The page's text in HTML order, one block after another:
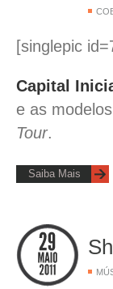
[singlepic
Capital
e as
Tour.
Saiba Mais